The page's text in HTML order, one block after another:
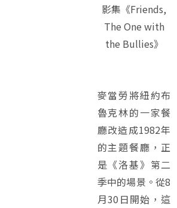
影集《Friends,
The One with
the Bullies》
麥當勞將紐約布
魯克林的一家餐
廳改造成1982年
的主題餐廳，正
是《洛基》第二
季中的場景。從8
月30日開始，這